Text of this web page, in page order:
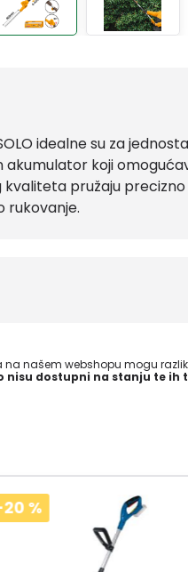
idealne su za
akumulator koji
pružaju
rukovanje.
na našem webshopu mogu
nisu dostupni na stanju te